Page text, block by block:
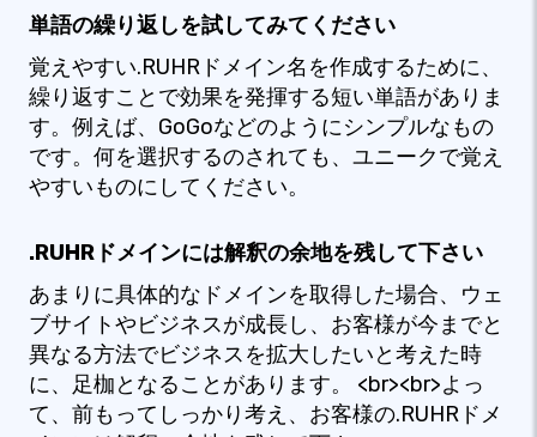
単語の繰り返しを試してみてください
覚えやすい.RUHRドメイン名を作成するために、
繰り返すことで効果を発揮する短い単語がありま
す。例えば、GoGoなどのようにシンプルなもの
です。何を選択するのされても、ユニークで覚え
やすいものにしてください。
.RUHRドメインには解釈の余地を残して下さい
あまりに具体的なドメインを取得した場合、ウェ
ブサイトやビジネスが成長し、お客様が今までと
異なる方法でビジネスを拡大したいと考えた時
に、足枷となることがあります。 <br><br>よっ
て、前もってしっかり考え、お客様の.RUHRドメ